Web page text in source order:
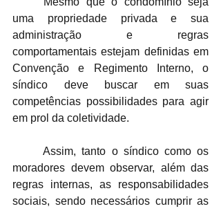
uma propriedade privada e sua
administração e regras
comportamentais estejam definidas em
Convenção e Regimento Interno, o
síndico deve buscar em suas
competências possibilidades para agir
em prol da coletividade.
	Assim, tanto o síndico como os
moradores devem observar, além das
regras internas, as responsabilidades
sociais, sendo necessários cumprir as